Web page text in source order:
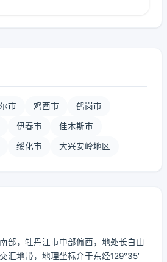
市 鸡西市 鹤岗市
伊春市 佳木斯市
绥化市 大兴安岭地区
部，牡丹江市中部偏西，地处长白山
汇地带，地理坐标介于东经129°35′